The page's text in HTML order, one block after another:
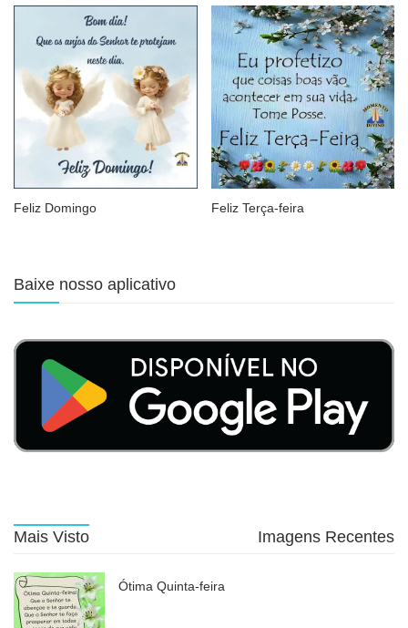
Feliz Domingo Feliz Terça-feira
Baixe nosso aplicativo
Mais Visto Imagens Recentes
Ótima Quinta-feira